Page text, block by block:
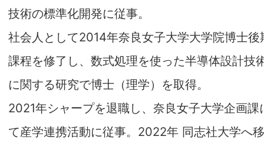
技術の標準化開発に従事。
社会人として2014年奈良女子大学大学院博士後
課程を修了し、数式処理を使った半導体設計技
に関する研究で博士（理学）を取得。
2021年シャープを退職し、奈良女子大学企画課
て産学連携活動に従事。2022年 同志社大学へ